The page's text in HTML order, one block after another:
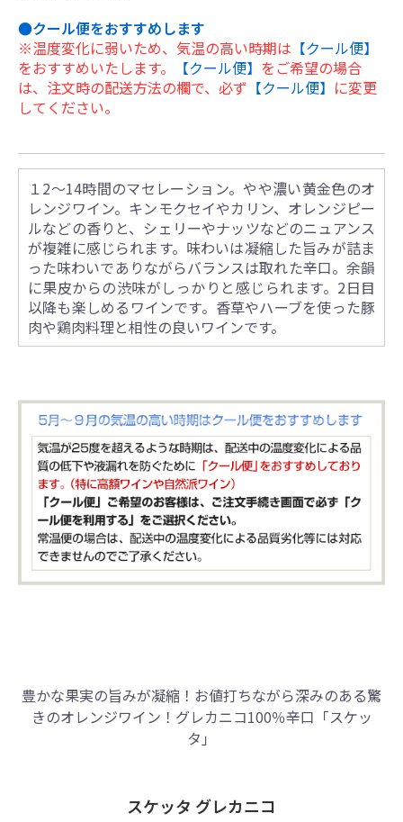
●クール便をおすすめします
※温度変化に弱いため、気温の高い時期は 【クール便】
をおすすめいたします。
【クール便】 をご希望の場合
は、注文時の配送方法の欄で、必ず 【クール便】 に変更
してください。
１2～14時間のマセレーション。やや濃い黄金色のオ
レンジワイン。キンモクセイやカリン、オレンジピー
ルなどの香りと、シェリーやナッツなどのニュアンス
が複雑に感じられます。味わいは凝縮した旨みが詰ま
った味わいでありながらバランスは取れた辛口。余韻
に果皮からの渋味がしっかりと感じられます。2日目
以降も楽しめるワインです。香草やハーブを使った豚
肉や鶏肉料理と相性の良いワインです。
豊かな果実の旨みが凝縮！お値打ちながら深みのある驚
きのオレンジワイン！グレカニコ100％辛口「スケッ
タ」
スケッタ グレカニコ